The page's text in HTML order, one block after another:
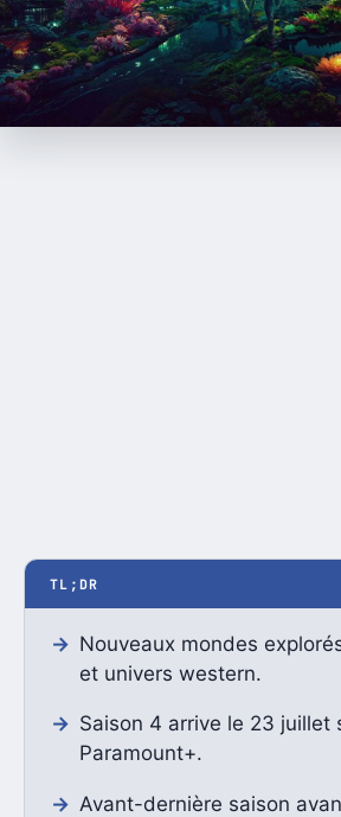
TL;DR
Nouveaux mondes
et univers western.
Saison 4 arrive le 23 juillet
Paramount+.
Avant-dernière saison